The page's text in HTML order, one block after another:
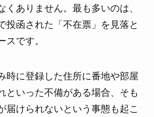
くありません。最も多いのは、
投函された「不在票」を見落と
スです。
時に登録した住所に番地や部屋
といった不備がある場合、そも
届けられないという事態も起こ